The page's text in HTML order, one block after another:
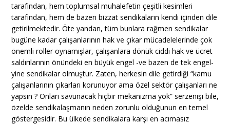
tarafından, hem toplumsal muhalefetin çeşitli kesimleri
tarafından, hem de bazen bizzat sendikaların kendi içinden dile
getirilmektedir. Öte yandan, tüm bunlara rağmen sendikalar
bugüne kadar çalışanlarının hak ve çıkar mücadelelerinde çok
önemli roller oynamışlar, çalışanlara dönük ciddi hak ve ücret
saldırılarının önündeki en büyük engel -ve bazen de tek engel-
yine sendikalar olmuştur. Zaten, herkesin dile getirdiği “kamu
çalışanlarının çıkarları korunuyor ama özel sektör çalışanları ne
yapsın ? Onları savunacak hiçbir mekanizma yok” serzenişi bile,
özelde sendikalaşmanın neden zorunlu olduğunun en temel
göstergesidir. Bu ülkede sendikalara karşı en acımasız